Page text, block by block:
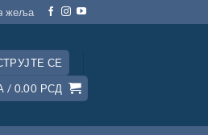
жеља
СЕ
/ 0.00 РСД